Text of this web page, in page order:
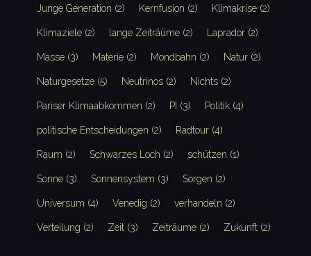
Junge Generation (2) Kernfusion (2) Klimakrise(2)
Klimaziele(2) lange Zeiträüme(2) Laprador(2)
Masse(3) Materie(2) Mondbahn (2) Natur(2)
Naturgesetze(5) Neutrinos(2) Nichts(2)
Pariser Klimaabkommen (2) PI (3) Politik(4)
politische Entscheidungen (2) Radtour(4)
Raum (2) Schwarzes Loch (2) schützen (1)
Sonne(3) Sonnensystem (3) Sorgen (2)
Universum (4) Venedig (2) verhandeln (2)
Verteilung (2) Zeit(3) Zeiträume(2) Zukunft(2)